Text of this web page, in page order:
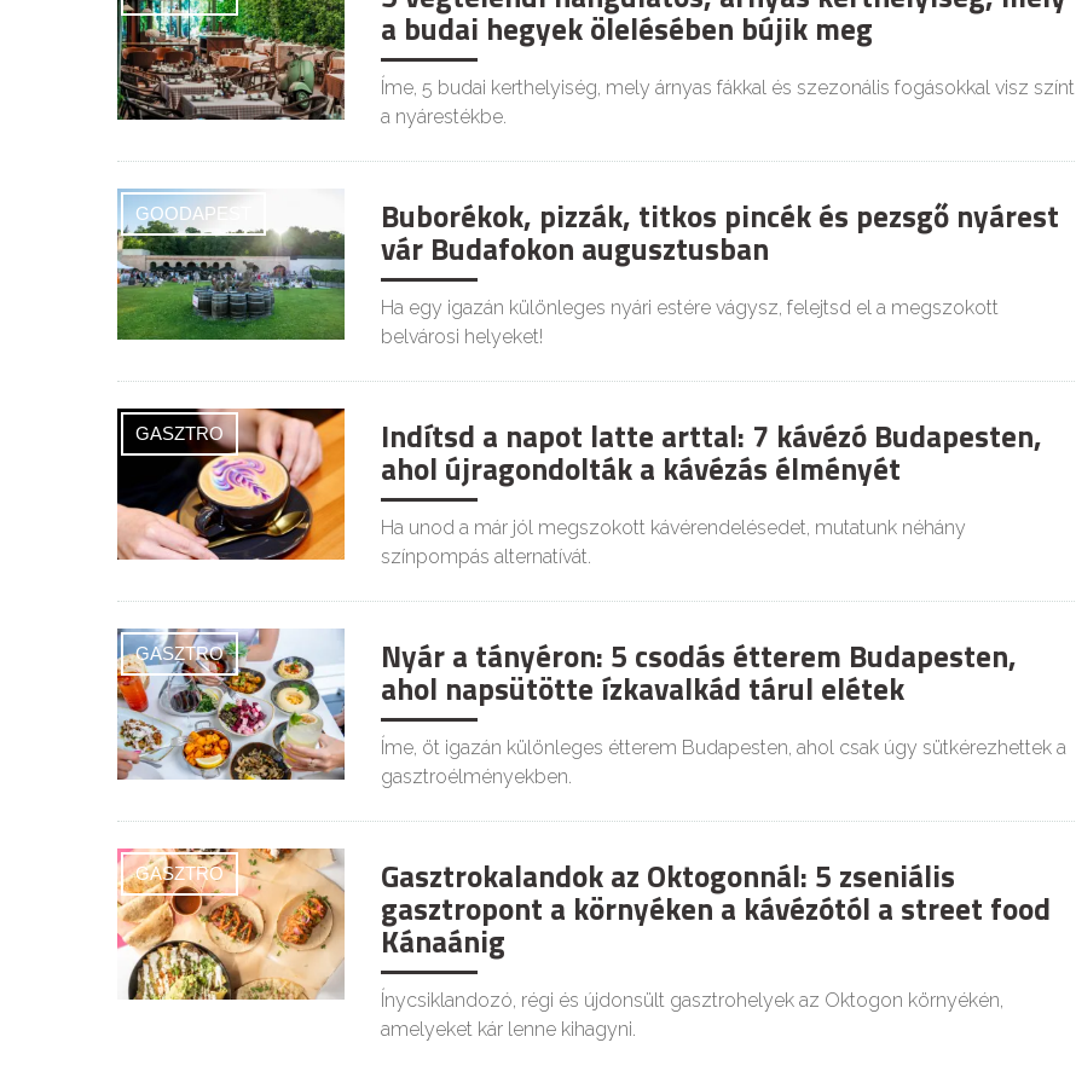
a budai hegyek ölelésében bújik meg
Íme, 5 budai kerthelyiség, mely árnyas fákkal és szezonális fogásokkal visz színt
a nyárestékbe.
GOODAPEST Buborékok, pizzák, titkos pincék és pezsgő nyárest
vár Budafokon augusztusban
Ha egy igazán különleges nyári estére vágysz, felejtsd el a megszokott
belvárosi helyeket!
GASZTRO Indítsd a napot latte arttal: 7 kávézó Budapesten,
ahol újragondolták a kávézás élményét
Ha unod a már jól megszokott kávérendelésedet, mutatunk néhány
színpompás alternatívát.
GASZTRO Nyár a tányéron: 5 csodás étterem Budapesten,
ahol napsütötte ízkavalkád tárul elétek
Íme, öt igazán különleges étterem Budapesten, ahol csak úgy sütkérezhettek a
gasztroélményekben.
GASZTRO Gasztrokalandok az Oktogonnál: 5 zseniális
gasztropont a környéken a kávézótól a street food
Kánaánig
Ínycsiklandozó, régi és újdonsült gasztrohelyek az Oktogon környékén,
amelyeket kár lenne kihagyni.